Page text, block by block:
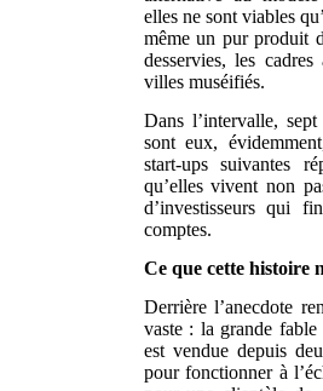
elles ne sont viables
même un pur produit
desservies, les
villes muséifiés.
Dans l’intervalle,
sont eux,
start-ups suivantes
qu’elles vivent non
d’investisseurs qui
comptes.
Ce que cette histoire
Derrière l’anecdote
vaste : la grande
est vendue depuis
pour fonctionner à